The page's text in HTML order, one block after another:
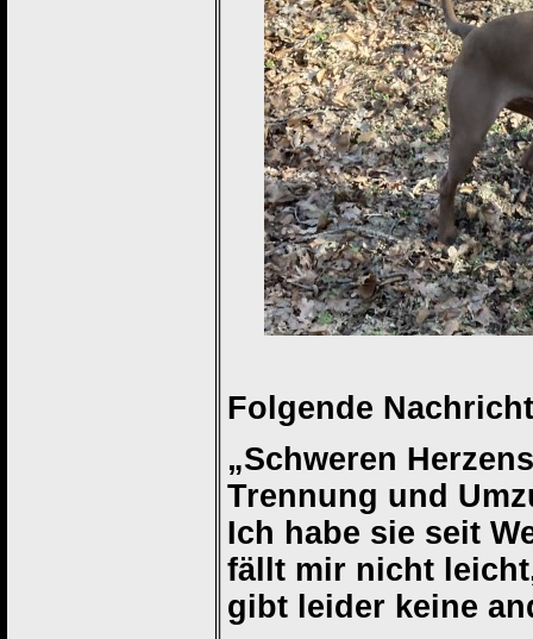
Folgende
„Schweren
Trennung und
Ich habe sie seit
fällt mir nicht
gibt leider keine